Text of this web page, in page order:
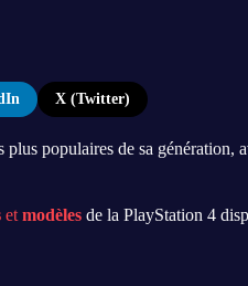
X (Twitter)
plus populaires de sa
et modèles de la PlayStation 4